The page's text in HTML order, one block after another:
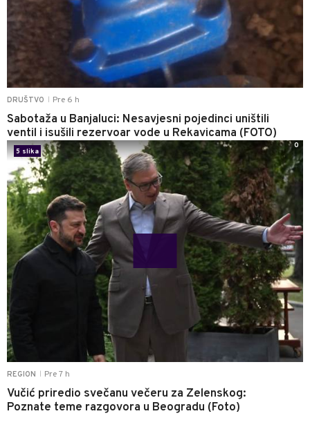
DRUŠTVO Pre 6 h
Sabotaža u Banjaluci: Nesavjesni pojedinci uništili
ventil i isušili rezervoar vode u Rekavicama (FOTO)
REGION Pre 7 h
Vučić priredio svečanu večeru za Zelenskog:
Poznate teme razgovora u Beogradu (Foto)
5 slika
0